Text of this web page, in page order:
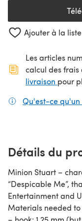
Ajouter à la
Les articles
calcul des
livraison pour
Qu'est-ce qu'un
Détails du
Minion Stuart –
“Despicable Me”,
Entertainment and
Materials needed